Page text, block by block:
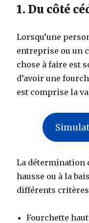
1. Du côté
Lorsqu’une
entreprise ou un
chose à faire est
d’avoir une
est comprise la
La détermination
hausse ou à la
différents
Fourchette